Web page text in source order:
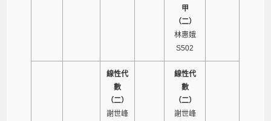
甲
（二）
林惠娥
S502
線性代
數
（二）
謝世峰
線性代
數
（二）
謝世峰